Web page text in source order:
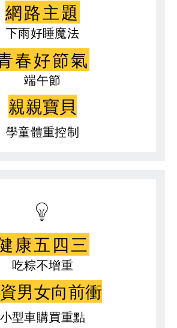
網路主題
下雨好睡魔法
春好節氣
端午節
親親寶貝
學童體重控制
康五四三
吃粽不增重
男女向前衝
小型車購買重點